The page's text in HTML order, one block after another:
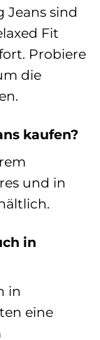
Jeans sind
Fit
Probiere
die
kaufen?
und in
in
in
eine